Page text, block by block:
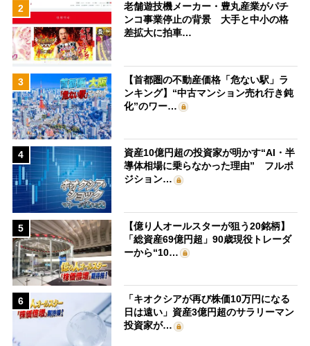
2
老舗遊技機メーカー・豊丸産業がパチ
ンコ事業停止の背景 大手と中小の格
差拡大に拍車…
3
【首都圏の不動産価格「危ない駅」ラ
ンキング】“中古マンション売れ行き鈍
化”のワー…
4
資産10億円超の投資家が明かす“AI・半
導体相場に乗らなかった理由” フルポ
ジション…
5
【億り人オールスターが狙う20銘柄】
「総資産69億円超」90歳現役トレーダ
ーから“10…
6
「キオクシアが再び株価10万円になる
日は遠い」資産3億円超のサラリーマン
投資家が…